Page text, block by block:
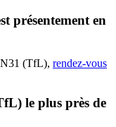
présentement en
N31 (TfL), rendez-vous
le plus près de